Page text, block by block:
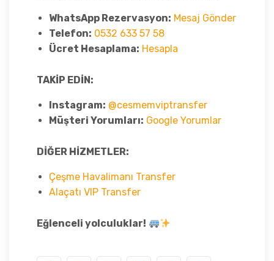
WhatsApp Rezervasyon: Mesaj Gönder
Telefon: 0532 633 57 58
Ücret Hesaplama: Hesapla
TAKİP EDİN:
Instagram: @cesmemviptransfer
Müşteri Yorumları: Google Yorumlar
DİĞER HİZMETLER:
Çeşme Havalimanı Transfer
Alaçatı VIP Transfer
Eğlenceli yolculuklar!